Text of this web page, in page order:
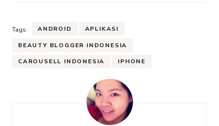
Tags: ANDROID APLIKASI
BEAUTY BLOGGER INDONESIA
CAROUSELL INDONESIA IPHONE